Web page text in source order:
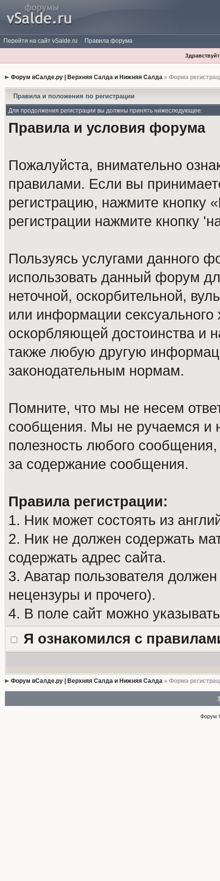
Перейти на сайт vSalde.ru Правила форума
Форум вСалде.ру | Верхняя Салда и Нижняя Салда» Форма
Правила и положения по регистрации
Для продолжения регистрации вы должны принять нижеследующее:
Правила и условия форума
Пожалуйста, внимательно
правилами. Если вы
регистрацию, нажмите кнопку
регистрации нажмите кнопку
Пользуясь услугами данного
использовать данный форум
неточной, оскорбительной,
или информации
оскорбляющей достоинства и
также любую другую
законодательным нормам.
Помните, что мы не несем
сообщения. Мы не ручаемся и
полезность любого
за содержание сообщения.
Правила регистрации:
1. Ник может состоять из
2. Ник не должен содержать
содержать адрес сайта.
3. Аватар пользователя
нецензуры и прочего).
4. В поле сайт можно
Я ознакомился с
Форум вСалде.ру | Верхняя Салда и Нижняя Салда» Форма
Форум